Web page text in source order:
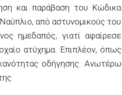
και παράβαση του Κώδικα
από αστυνομικούς του
ημεδαπός, γιατί αφαίρεσε
ατύχημα. Επιπλέον, όπως
οδήγησης. Ανωτέρω